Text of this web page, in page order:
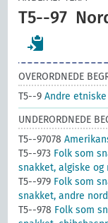
T5--97
OVERORDNEDE
T5--9Andre
UNDERORDNEDE
T5--97078
T5--973 Folk som
snakket, algiske og
T5--979 Folk som
snakket, andre
T5--978 Folk som